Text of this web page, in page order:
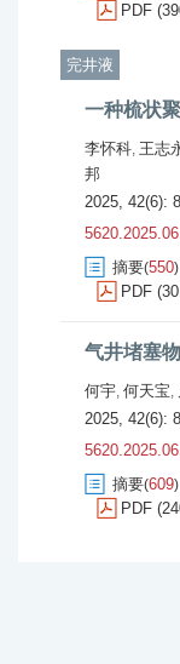
PDF
完井液
一种梳状
李怀科, 王志
邦
2025, 42(6):
摘要(550)
PDF
气井堵塞
何宇, 何天宝,
2025, 42(6):
摘要(609)
PDF